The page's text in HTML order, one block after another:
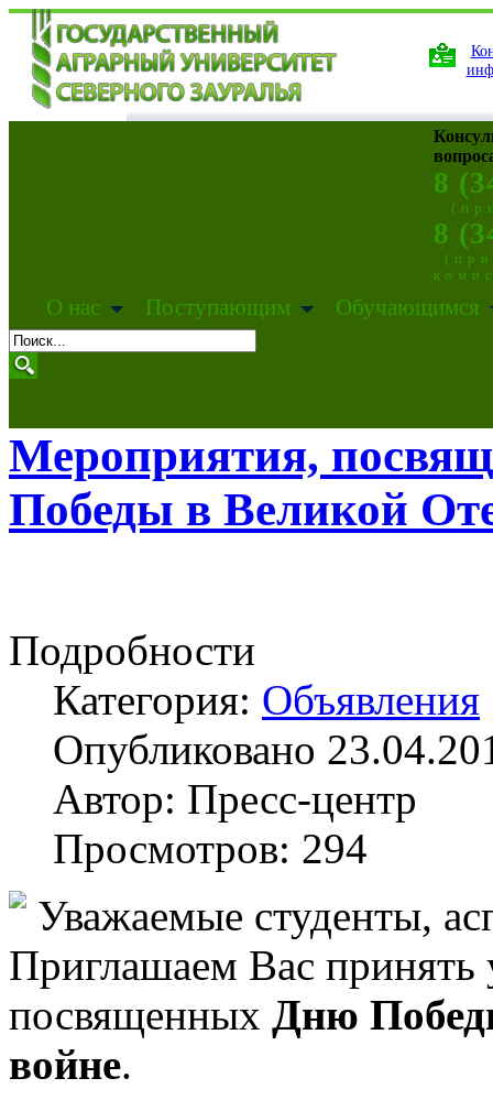
8
8
О нас Поступающим Обучающимся
Мероприятия,
Победы в Великой
Подробности
Категория: Объявления
Опубликовано
Автор: Пресс-центр
Просмотров: 294
Уважаемые студенты,
Приглашаем Вас принять
посвященных Дню
войне.